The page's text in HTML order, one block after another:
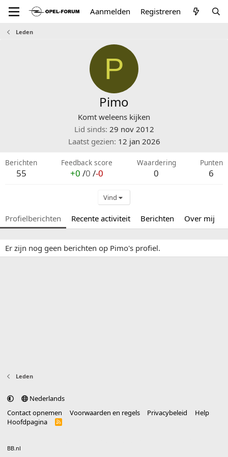
Aanmelden Registreren
Leden
P
Pimo
Komt weleens kijken
Lid sinds 29 nov 2012
Laatst gezien 12 jan 2026
Berichten
55
Feedback score
+0 /0 /-0
Waardering
0
Punten
6
Vind
Profielberichten Recente activiteit Berichten Over mij
Er zijn nog geen berichten op Pimo's profiel.
Leden
Nederlands
Contact opnemen
Voorwaarden en regels Privacybeleid
Help
Hoofdpagina
R
BB.nl